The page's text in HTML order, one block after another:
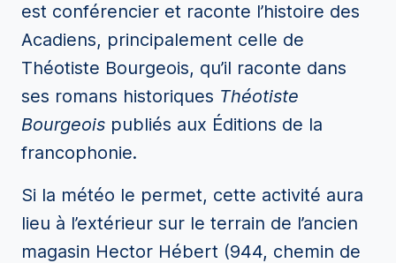
est conférencier et raconte l’histoire des
Acadiens, principalement celle de
Théotiste Bourgeois, qu’il raconte dans
ses romans historiques Théotiste
Bourgeois publiés aux Éditions de la
francophonie.
Si la météo le permet, cette activité aura
lieu à l’extérieur sur le terrain de l’ancien
magasin Hector Hébert (944, chemin de